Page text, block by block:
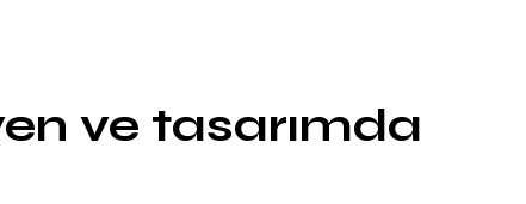
ve tasarımda